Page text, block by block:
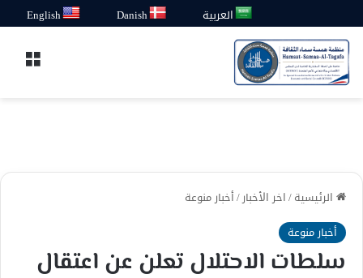
العربية Danish
English
الرئيسية/اخر الأخبار/أخبار منوعة
أخبار منوعة
سلطات الاحتلال تعلن عن اعتقال